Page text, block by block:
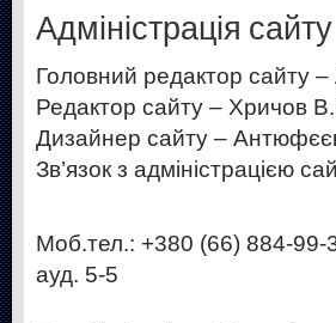
Адміністрація сайту
Головний редактор сайту
Редактор сайту – Хричов
Дизайнер сайту –
Зв’язок з адміністрацією
Моб.тел.: +380 (66) 884-99-
ауд. 5-5